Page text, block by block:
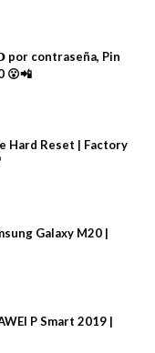
contraseña, Pin
😮📲
Hard Reset | Factory
Galaxy M20 |
P Smart 2019 |